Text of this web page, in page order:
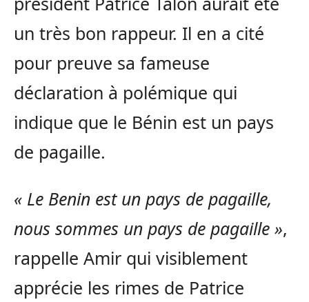
un très bon rappeur. Il en a cité
pour preuve sa fameuse
déclaration à polémique qui
indique que le Bénin est un pays
de pagaille.
« Le Benin est un pays de pagaille,
nous sommes un pays de pagaille »,
rappelle Amir qui visiblement
apprécie les rimes de Patrice